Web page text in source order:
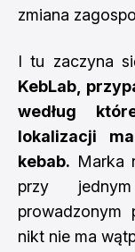
zmiana
I tu zaczyna
KebLab,
według
lokalizacji
kebab. Marka
przy
prowadzonym
nikt nie ma